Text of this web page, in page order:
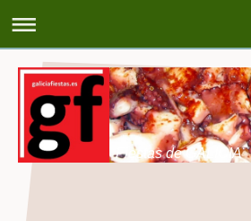
Fiestas de GALICIA